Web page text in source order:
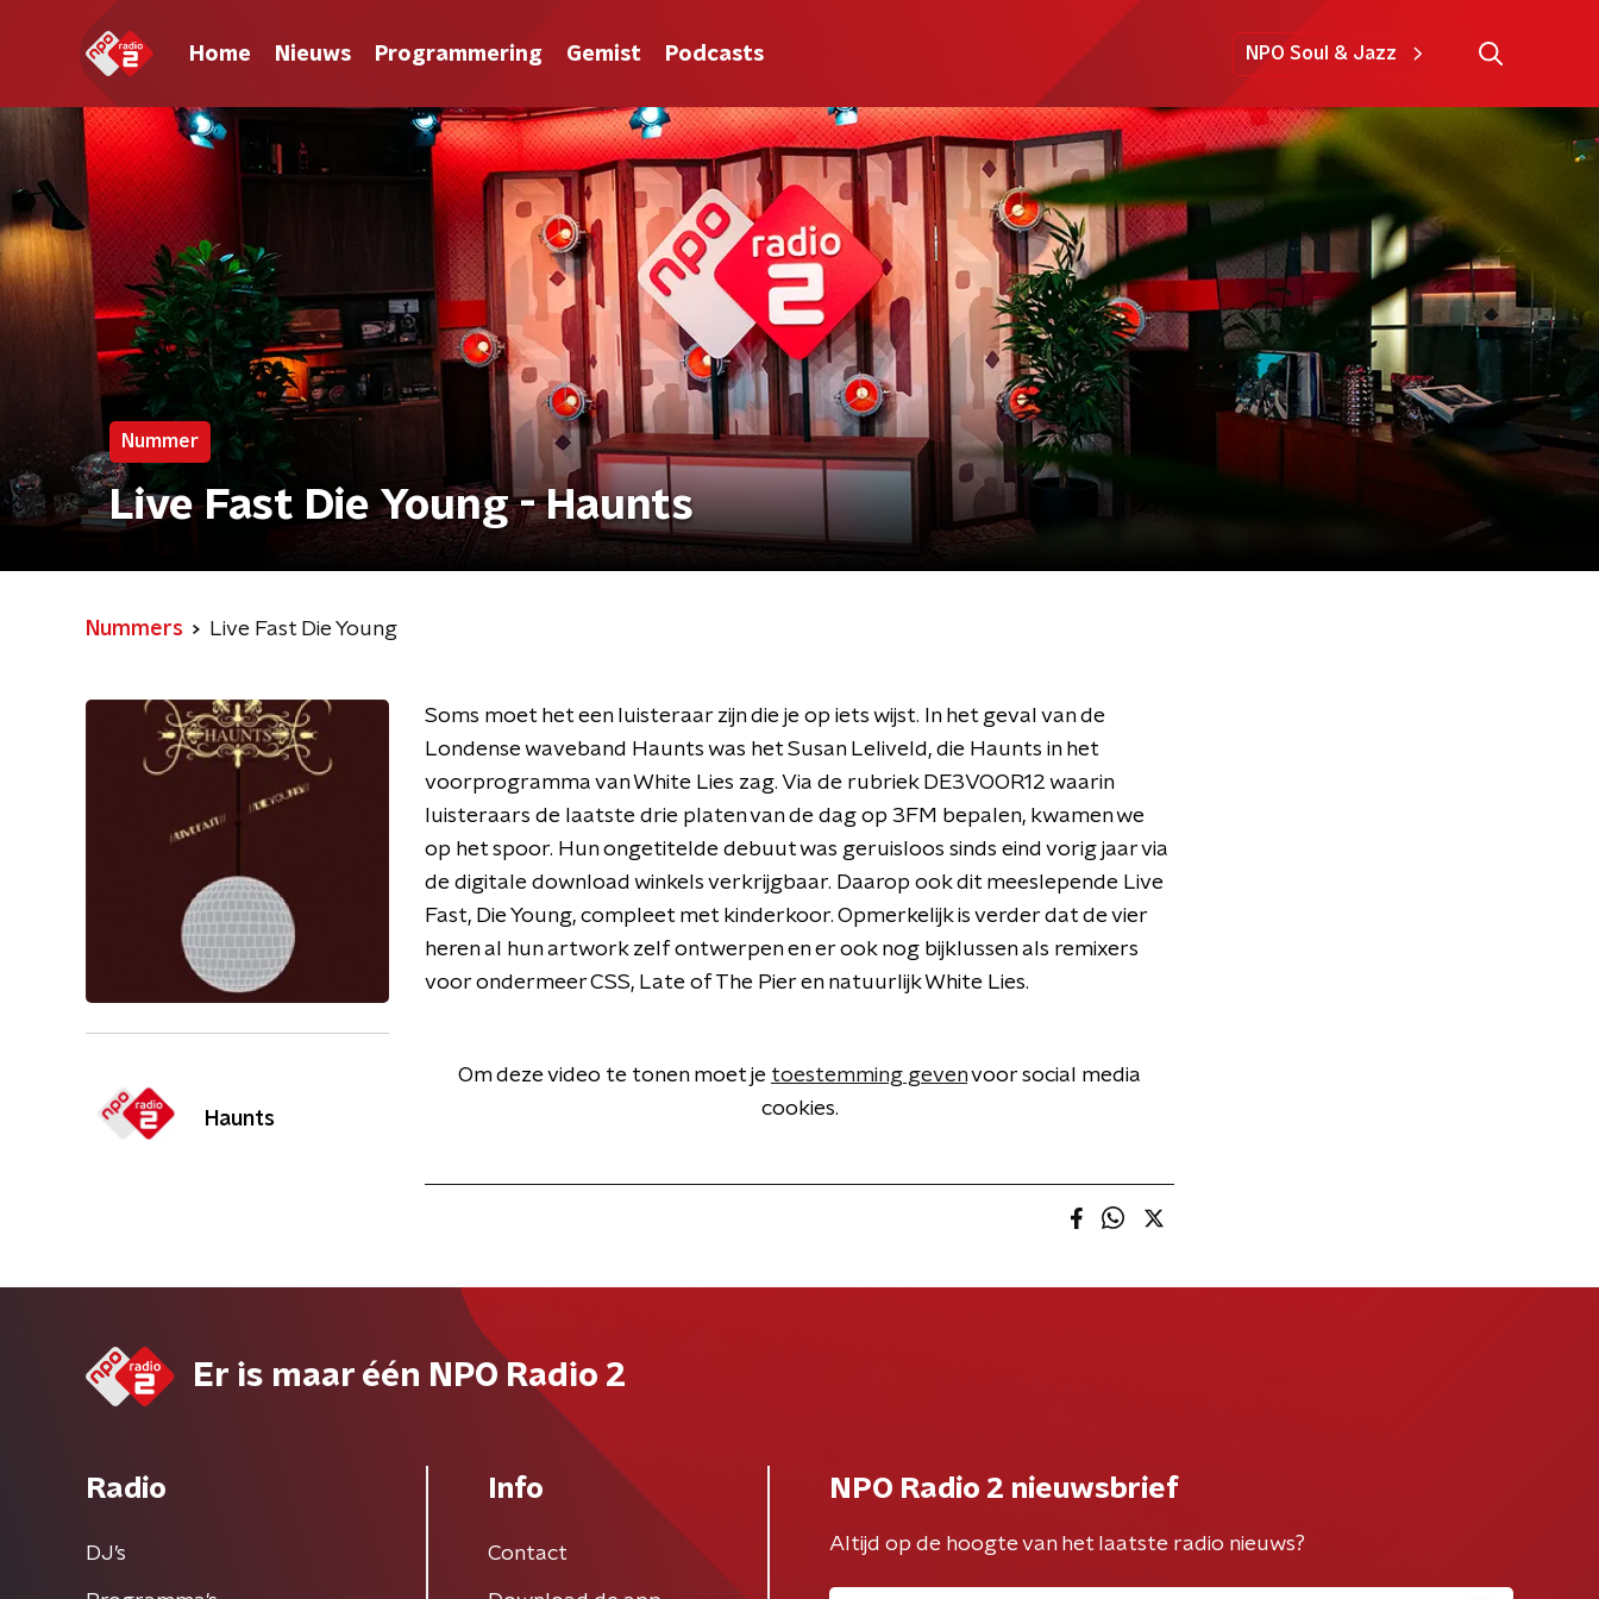
Home Nieuws Programmering Gemist Podcasts NPO Soul & Jazz
Nummer
Live Fast Die Young - Haunts
Nummers Live Fast Die Young
Haunts
Soms moet het een luisteraar zijn die je op iets wijst. In het geval van de
Londense waveband Haunts was het Susan Leliveld, die Haunts in het
voorprogramma van White Lies zag. Via de rubriek DE3VOOR12 waarin
luisteraars de laatste drie platen van de dag op 3FM bepalen, kwamen we
op het spoor. Hun ongetitelde debuut was geruisloos sinds eind vorig jaar via
de digitale download winkels verkrijgbaar. Daarop ook dit meeslepende Live
Fast, Die Young, compleet met kinderkoor. Opmerkelijk is verder dat de vier
heren al hun artwork zelf ontwerpen en er ook nog bijklussen als remixers
voor ondermeer CSS, Late of The Pier en natuurlijk White Lies.
Om deze video te tonen moet je toestemming gevenvoor social media
cookies.
Er is maar één NPO Radio 2
Radio
DJ’s
Info
Contact
NPO Radio 2 nieuwsbrief
Altijd op de hoogte van het laatste radio nieuws?